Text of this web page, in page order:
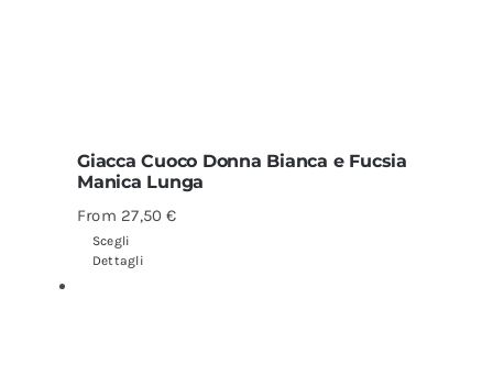
Giacca Cuoco Donna Bianca e Fucsia
Manica Lunga
From 27,50€
Scegli
Dettagli